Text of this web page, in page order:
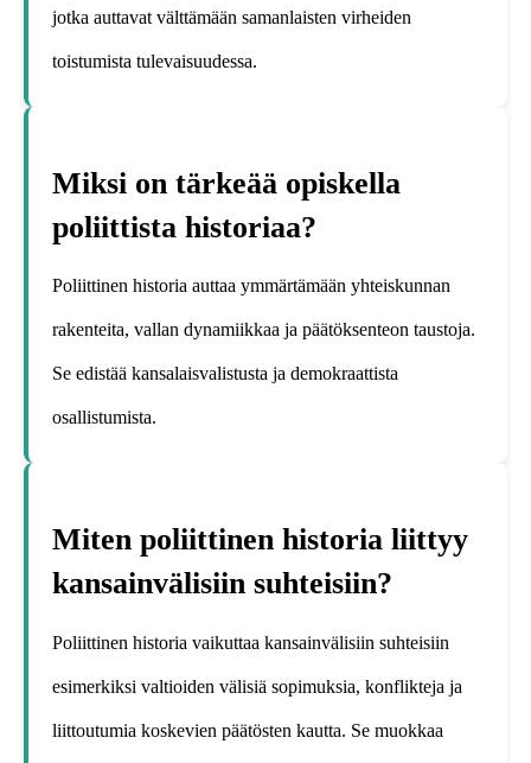
jotka auttavat välttämään samanlaisten virheiden
toistumista tulevaisuudessa.
Miksi on tärkeää opiskella
poliittista historiaa?
Poliittinen historia auttaa ymmärtämään yhteiskunnan
rakenteita, vallan dynamiikkaa ja päätöksenteon taustoja.
Se edistää kansalaisvalistusta ja demokraattista
osallistumista.
Miten poliittinen historia liittyy
kansainvälisiin suhteisiin?
Poliittinen historia vaikuttaa kansainvälisiin suhteisiin
esimerkiksi valtioiden välisiä sopimuksia, konflikteja ja
liittoutumia koskevien päätösten kautta. Se muokkaa